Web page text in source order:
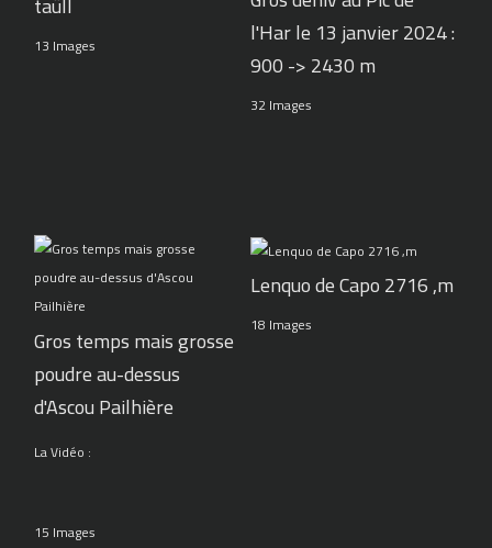
13 Images
l'Har le 13 janvier 2024 :
900 -> 2430 m
32 Images
Gros temps mais grosse
poudre au-dessus
d'Ascou Pailhière
La Vidéo :
15 Images
Lenquo de Capo 2716 ,m
18 Images